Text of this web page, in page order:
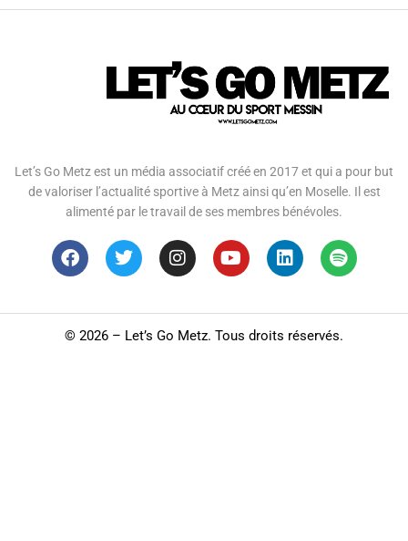
Let’s Go Metz est un média associatif créé en 2017 et qui a pour but
de valoriser l’actualité sportive à Metz ainsi qu’en Moselle. Il est
alimenté par le travail de ses membres bénévoles.
© 2026 – Let’s Go Metz. Tous droits réservés.